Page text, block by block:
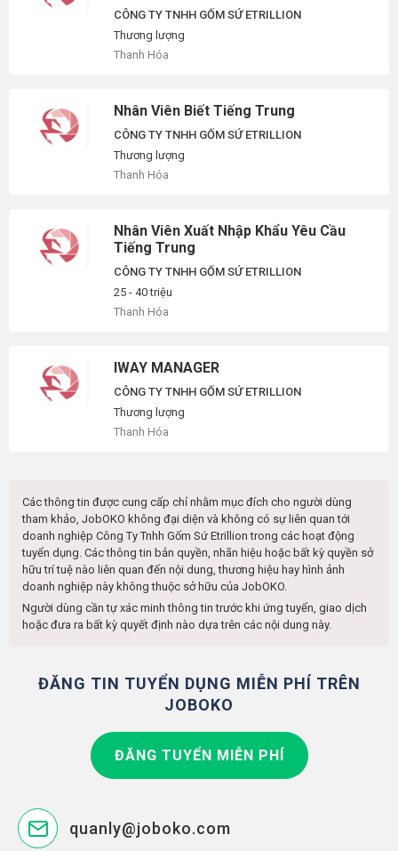
CÔNG TY TNHH GỐM SỨ ETRILLION
Thương lượng
Thanh Hóa
Nhân Viên Biết Tiếng Trung
CÔNG TY TNHH GỐM SỨ ETRILLION
Thương lượng
Thanh Hóa
Nhân Viên Xuất Nhập Khẩu Yêu Cầu
Tiếng Trung
CÔNG TY TNHH GỐM SỨ ETRILLION
25 - 40 triệu
Thanh Hóa
IWAY MANAGER
CÔNG TY TNHH GỐM SỨ ETRILLION
Thương lượng
Thanh Hóa
Các thông tin được cung cấp chỉ nhằm mục đích cho người dùng
tham khảo, JobOKO không đại diện và không có sự liên quan tới
doanh nghiệp Công Ty Tnhh Gốm Sứ Etrillion trong các hoạt động
tuyển dụng. Các thông tin bản quyền, nhãn hiệu hoặc bất kỳ quyền sở
hữu trí tuệ nào liên quan đến nội dung, thương hiệu hay hình ảnh
doanh nghiệp này không thuộc sở hữu của JobOKO.
Người dùng cần tự xác minh thông tin trước khi ứng tuyển, giao dịch
hoặc đưa ra bất kỳ quyết định nào dựa trên các nội dung này.
ĐĂNG TIN TUYỂN DỤNG MIỄN PHÍ TRÊN
JOBOKO
ĐĂNG TUYỂN MIỄN PHÍ
quanly@joboko.com